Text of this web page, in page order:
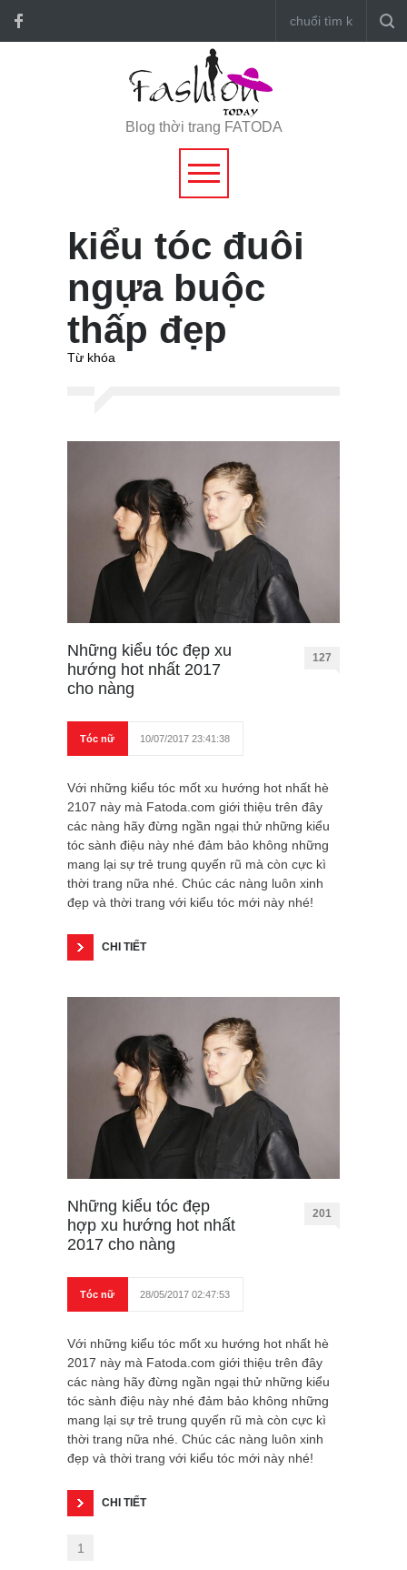
Blog thời trang FATODA
kiểu tóc đuôi
ngựa buộc
thấp đẹp
Từ khóa
Những kiểu tóc đẹp xu
hướng hot nhất 2017
cho nàng
127
Tóc nữ 10/07/2017 23:41:38
Với những kiểu tóc mốt xu hướng hot nhất hè
2107 này mà Fatoda.com giới thiệu trên đây
các nàng hãy đừng ngần ngại thử những kiểu
tóc sành điệu này nhé đảm bảo không những
mang lại sự trẻ trung quyến rũ mà còn cực kì
thời trang nữa nhé. Chúc các nàng luôn xinh
đẹp và thời trang với kiểu tóc mới này nhé!
CHI TIẾT
Những kiểu tóc đẹp
hợp xu hướng hot nhất
2017 cho nàng
201
Tóc nữ 28/05/2017 02:47:53
Với những kiểu tóc mốt xu hướng hot nhất hè
2017 này mà Fatoda.com giới thiệu trên đây
các nàng hãy đừng ngần ngại thử những kiểu
tóc sành điệu này nhé đảm bảo không những
mang lại sự trẻ trung quyến rũ mà còn cực kì
thời trang nữa nhé. Chúc các nàng luôn xinh
đẹp và thời trang với kiểu tóc mới này nhé!
CHI TIẾT
1